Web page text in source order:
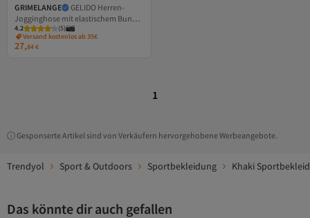
GRIMELANGE
GELIDO Herren-
Jogginghose mit elastischem Bund,
Bündchen am Bein und Kordelzug,
Kariokastich, bedruckt, Khaki
4.2 (5)
Versand kostenlos ab 35€
27,84€
1
Gesponserte Artikel sind von Verkäufern hervorgehobene Werbeangebote.
Trendyol Sport & Outdoors Sportbekleidung Khaki
Das könnte dir auch gefallen